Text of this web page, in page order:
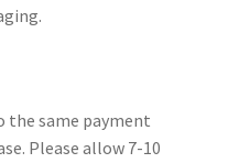
the same payment
Please allow 7-10